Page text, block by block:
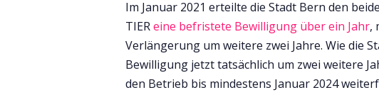
Im Januar 2021 erteilte die Stadt Bern den
TIEReine befristete Bewilligung über ein Jahr,
Verlängerung um weitere zwei Jahre. Wie die
Bewilligung jetzt tatsächlich um zwei weitere
den Betrieb bis mindestens Januar 2024